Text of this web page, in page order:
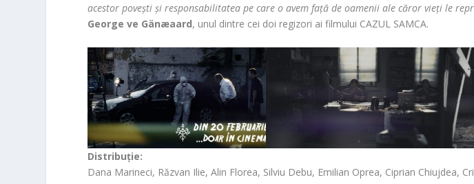
acestor povești și responsabilitatea pe care o avem față de oamenii ale căror vieți le
George ve Gänæaard, unul dintre cei doi regizori ai filmului CAZUL SAMCA.
Distribuție:
Dana Marineci, Răzvan Ilie, Alin Florea, Silviu Debu, Emilian Oprea, Ciprian Chiujdea,